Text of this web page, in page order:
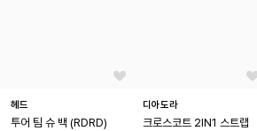
헤드
투어 팀 슈 백 (RDRD)
디아도라
크로스코트 2IN1 스트랩